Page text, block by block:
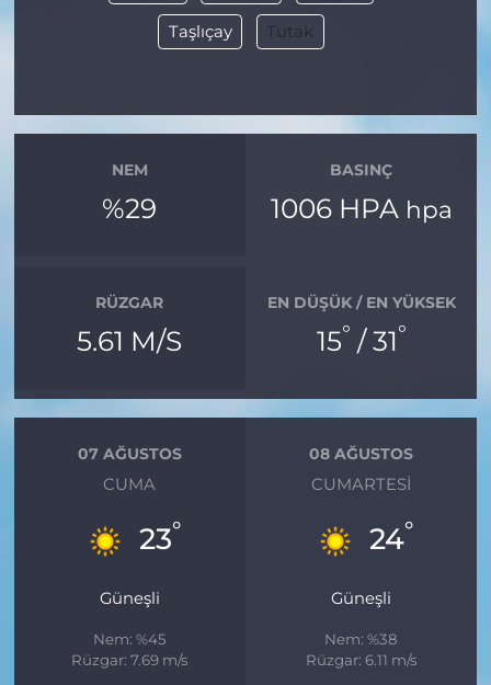
Taşlıçay Tutak
NEM
%29
BASINÇ
1006 HPA hpa
RÜZGAR
5.61 M/S
EN DÜŞÜK / EN YÜKSEK
15° / 31°
07 AĞUSTOS
CUMA
23°
Güneşli
Nem: %45
Rüzgar: 7.69 m/s
08 AĞUSTOS
CUMARTESI
24°
Güneşli
Nem: %38
Rüzgar: 6.11 m/s